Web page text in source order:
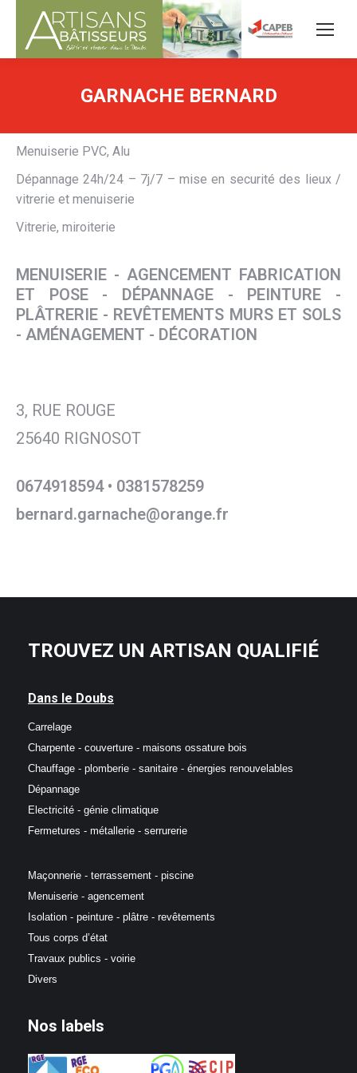
GARNACHE BERNARD
Menuiserie PVC, Alu
Dépannage 24h/24 – 7j/7 – mise en securité des lieux /
vitrerie et menuiserie
Vitrerie, miroiterie
MENUISERIE - AGENCEMENT FABRICATION
ET POSE - DÉPANNAGE - PEINTURE -
PLÂTRERIE - REVÊTEMENTS MURS ET SOLS
- AMÉNAGEMENT - DÉCORATION
3, RUE ROUGE
25640 RIGNOSOT
0674918594 • 0381578259
bernard.garnache@orange.fr
TROUVEZ UN ARTISAN QUALIFIÉ
Dans le Doubs
Carrelage
Charpente - couverture - maisons ossature bois
Chauffage - plomberie - sanitaire - énergies renouvelables
Dépannage
Electricité - génie climatique
Fermetures - métallerie - serrurerie
Maçonnerie - terrassement - piscine
Menuiserie - agencement
Isolation - peinture - plâtre - revêtements
Tous corps d’état
Travaux publics - voirie
Divers
Nos labels